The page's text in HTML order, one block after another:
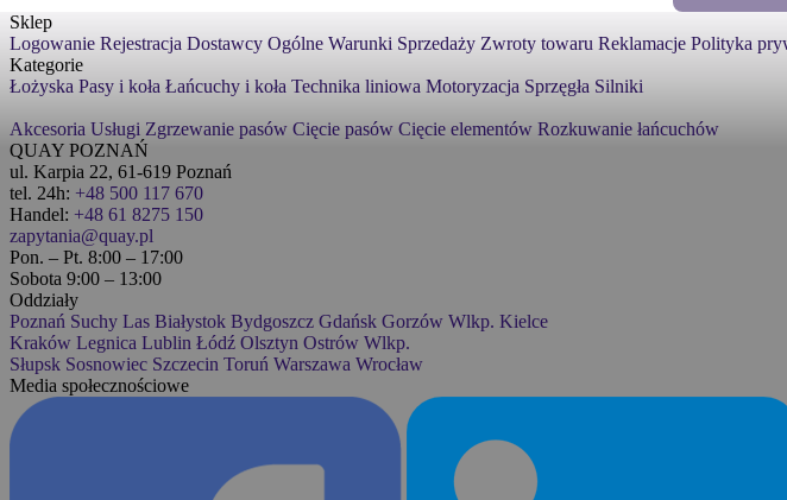
Sklep
Logowanie Rejestracja Dostawcy Ogólne Warunki Sprzedaży Zwroty towaru Reklamacje Polityka
Kategorie
Łożyska Pasy i koła Łańcuchy i koła Technika liniowa Motoryzacja Sprzęgła Silniki
Akcesoria Usługi Zgrzewanie pasów Cięcie pasów Cięcie elementów Rozkuwanie łańcuchów
QUAY POZNAŃ
ul. Karpia 22, 61-619 Poznań
tel. 24h: +48 500 117 670
Handel: +48 61 8275 150
zapytania@quay.pl
Pon. – Pt. 8:00 – 17:00
Sobota 9:00 – 13:00
Oddziały
Poznań Suchy Las Białystok Bydgoszcz Gdańsk Gorzów Wlkp. Kielce
Kraków Legnica Lublin Łódź Olsztyn Ostrów Wlkp.
Słupsk Sosnowiec Szczecin Toruń Warszawa Wrocław
Media społecznościowe